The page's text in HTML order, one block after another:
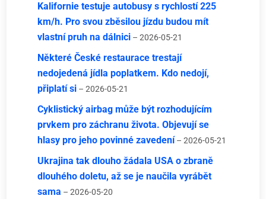
Kalifornie testuje autobusy s rychlostí 225
km/h. Pro svou zběsilou jízdu budou mít
vlastní pruh na dálnici – 2026-05-21
Některé České restaurace trestají
nedojedená jídla poplatkem. Kdo nedojí,
připlatí si – 2026-05-21
Cyklistický airbag může být rozhodujícím
prvkem pro záchranu života. Objevují se
hlasy pro jeho povinné zavedení – 2026-05-21
Ukrajina tak dlouho žádala USA o zbraně
dlouhého doletu, až se je naučila vyrábět
sama – 2026-05-20